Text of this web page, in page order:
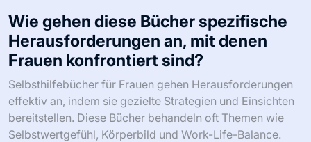
Wie gehen diese Bücher spezifische
Herausforderungen an, mit denen
Frauen konfrontiert sind?
Selbsthilfebücher für Frauen gehen Herausforderungen
effektiv an, indem sie gezielte Strategien und Einsichten
bereitstellen. Diese Bücher behandeln oft Themen wie
Selbstwertgefühl, Körperbild und Work-Life-Balance.